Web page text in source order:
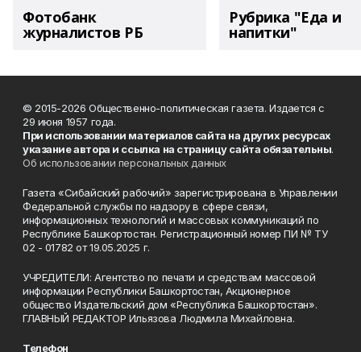
Фотобанк
журналистов РБ
Рубрика "Еда и
напитки"
© 2015-2026 Общественно-политическая газета. Издается с
29 июня 1957 года.
При использовании материалов сайта на других ресурсах
указание автора и ссылка на страницу сайта обязательны.
Об использовании персональных данных
Газета «Сибайский рабочий» зарегистрирована в Управлении
Федеральной службы по надзору в сфере связи,
информационных технологий и массовых коммуникаций по
Республике Башкортостан. Регистрационный номер ПИ № ТУ
02 - 01782 от 19.05.2025 г.
УЧРЕДИТЕЛИ: Агентство по печати и средствам массовой
информации Республики Башкортостан, Акционерное
общество Издательский дом «Республика Башкортостан».
ГЛАВНЫЙ РЕДАКТОР Ильязова Людмила Михайловна.
Телефон